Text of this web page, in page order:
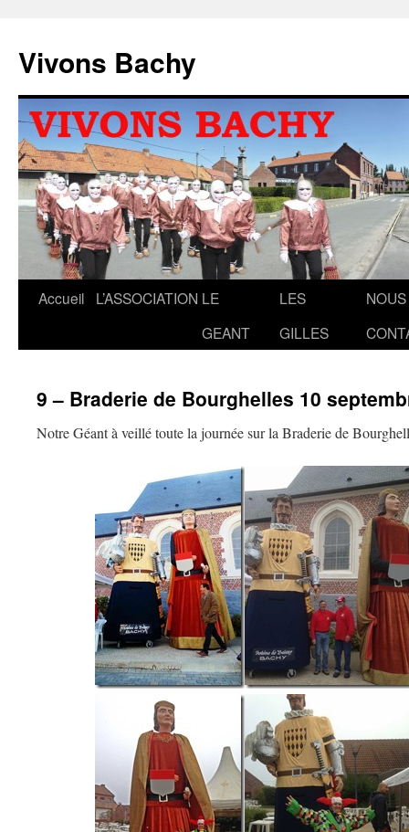
contenu
Vivons Bachy
Accueil L’ASSOCIATION LE
GEANT
LES
GILLES
NOUS
9 – Braderie de Bourghelles 10
Notre Géant à veillé toute la journée sur la Braderie de